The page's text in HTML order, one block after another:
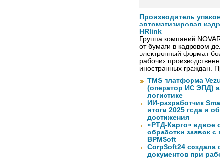
Производитель
автоматизировал
HRlink
Группа компаний
от бумаги в кадровом
электронный формат
рабочих
иностранных граждан.
TMS платформа
(оператор ИС ЭПД)
логистике
ИИ-разработчик
итоги 2025 года и
достижения
«РТД-Карго» вдвое
обработки заявок
BPMSoft
CorpSoft24 создала
документов при